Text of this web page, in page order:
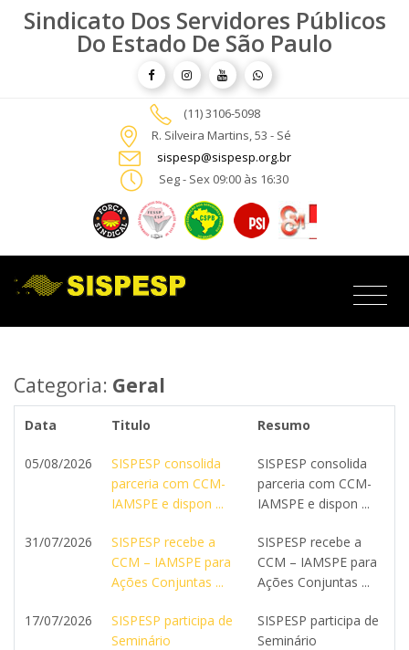
Sindicato Dos Servidores Públicos
Do Estado De São Paulo
(11) 3106-5098
R. Silveira Martins, 53 - Sé
sispesp@sispesp.org.br
Seg - Sex 09:00 às 16:30
Categoria: Geral
Data Titulo Resumo
05/08/2026
SISPESP consolida
parceria com CCM-
IAMSPE e dispon ...
SISPESP consolida
parceria com CCM-
IAMSPE e dispon ...
31/07/2026
SISPESP recebe a
CCM – IAMSPE para
Ações Conjuntas ...
SISPESP recebe a
CCM – IAMSPE para
Ações Conjuntas ...
17/07/2026
SISPESP participa de
Seminário
SISPESP participa de
Seminário